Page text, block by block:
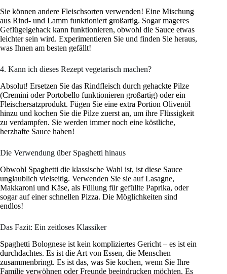
Sie können andere Fleischsorten verwenden! Eine Mischung
aus Rind- und Lamm funktioniert großartig. Sogar mageres
Geflügelgehack kann funktionieren, obwohl die Sauce etwas
leichter sein wird. Experimentieren Sie und finden Sie heraus,
was Ihnen am besten gefällt!
4. Kann ich dieses Rezept vegetarisch machen?
Absolut! Ersetzen Sie das Rindfleisch durch gehackte Pilze
(Cremini oder Portobello funktionieren großartig) oder ein
Fleischersatzprodukt. Fügen Sie eine extra Portion Olivenöl
hinzu und kochen Sie die Pilze zuerst an, um ihre Flüssigkeit
zu verdampfen. Sie werden immer noch eine köstliche,
herzhafte Sauce haben!
Die Verwendung über Spaghetti hinaus
Obwohl Spaghetti die klassische Wahl ist, ist diese Sauce
unglaublich vielseitig. Verwenden Sie sie auf Lasagne,
Makkaroni und Käse, als Füllung für gefüllte Paprika, oder
sogar auf einer schnellen Pizza. Die Möglichkeiten sind
endlos!
Das Fazit: Ein zeitloses Klassiker
Spaghetti Bolognese ist kein kompliziertes Gericht – es ist ein
durchdachtes. Es ist die Art von Essen, die Menschen
zusammenbringt. Es ist das, was Sie kochen, wenn Sie Ihre
Familie verwöhnen oder Freunde beeindrucken möchten. Es